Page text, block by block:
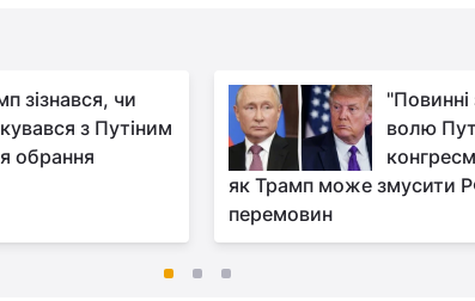
зізнався, чи
з Путіним
обрання
волю
як Трамп може змусити
перемовин